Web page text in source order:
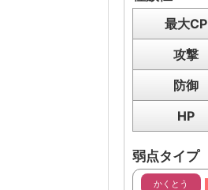
最大CP
攻撃
防御
HP
弱点タイプ
かくとう